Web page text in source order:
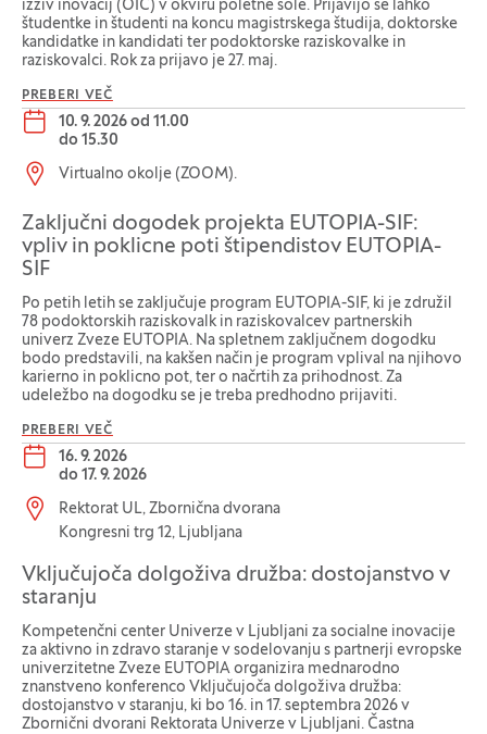
izziv inovacij (OIC) v okviru poletne šole. Prijavijo se lahko
študentke in študenti na koncu magistrskega študija, doktorske
kandidatke in kandidati ter podoktorske raziskovalke in
raziskovalci. Rok za prijavo je 27. maj.
PREBERI VEČ
Datum dogodka:
10. 9. 2026 od 11.00
do 15.30
Lokacija dogodka:
Virtualno okolje (ZOOM).
Zaključni dogodek projekta EUTOPIA-SIF:
vpliv in poklicne poti štipendistov EUTOPIA-
SIF
Po petih letih se zaključuje program EUTOPIA-SIF, ki je združil
78 podoktorskih raziskovalk in raziskovalcev partnerskih
univerz Zveze EUTOPIA. Na spletnem zaključnem dogodku
bodo predstavili, na kakšen način je program vplival na njihovo
karierno in poklicno pot, ter o načrtih za prihodnost. Za
udeležbo na dogodku se je treba predhodno prijaviti.
PREBERI VEČ
Datum dogodka:
16. 9. 2026
do 17. 9. 2026
Lokacija dogodka:
Rektorat UL, Zbornična dvorana
Kongresni trg 12, Ljubljana
Vključujoča dolgoživa družba: dostojanstvo v
staranju
Kompetenčni center Univerze v Ljubljani za socialne inovacije
za aktivno in zdravo staranje v sodelovanju s partnerji evropske
univerzitetne Zveze EUTOPIA organizira mednarodno
znanstveno konferenco Vključujoča dolgoživa družba:
dostojanstvo v staranju, ki bo 16. in 17. septembra 2026 v
Zbornični dvorani Rektorata Univerze v Ljubljani. Častna